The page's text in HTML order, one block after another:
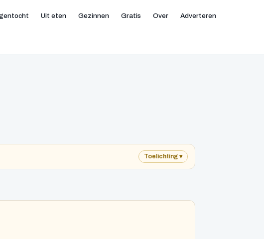
Uit eten Gezinnen Gratis Over Adverteren
Toelichting